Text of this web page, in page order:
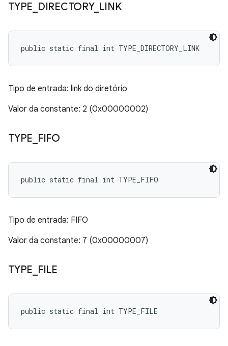
TYPE DIRECTORY_ LINK
public static final int TYPE_DIRECTORY_LINK
Tipo de entrada: link do diretório
Valor da constante: 2 (0x00000002)
TYPE FIFO
public static final int TYPE_FIFO
Tipo de entrada: FIFO
Valor da constante: 7 (0x00000007)
TYPE FILE
public static final int TYPE_FILE